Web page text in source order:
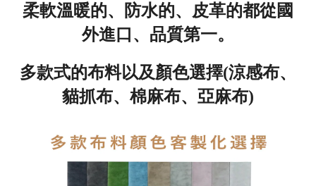
柔軟溫暖的、防水的、皮革的都從國
外進口、品質第一。
多款式的布料以及顏色選擇(涼感布、
貓抓布、棉麻布、亞麻布)